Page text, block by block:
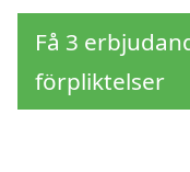
Få 3
förpliktelser